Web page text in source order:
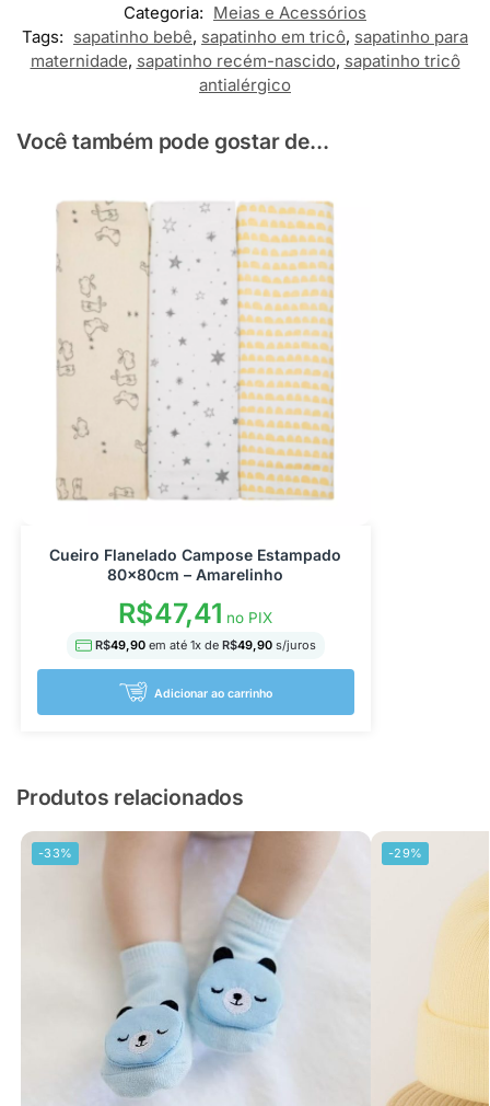
Categoria: Meias e Acessórios
Tags: sapatinho bebê, sapatinho em tricô, sapatinho para
maternidade, sapatinho recém-nascido, sapatinho tricô
antialérgico
Você também pode gostar de...
Cueiro Flanelado Campose Estampado
80x80cm – Amarelinho
R$47,41 no PIX
R$49,90 em até 1x de R$49,90s/juros
Adicionar ao carrinho
Produtos relacionados
-33% -29%